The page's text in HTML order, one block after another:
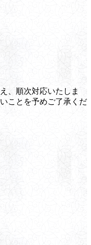
、順次対応いたしま
ことを予めご了承くだ